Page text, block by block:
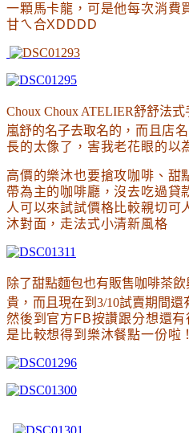
一顆馬卡龍 ，可是他每次消費
甘ㄟ合XDDDD
Choux Choux ATELIER舒舒法
嵐舒的名子去取名的 ，而且店
長的太像了 ，害我老花眼的以
高價的樂沐也要搶攻咖啡 、 甜
帶為主的 咖啡廳 ，沒去吃過貸
人可以來試試價格比較親切可
沐對面 ，走法式小清新風格
除了甜點麵包也有販售咖啡茶
貴 ， 而且現在到3/10試賣期間
然後到官方FB按讚跟分想還
是比較想得到樂沐餐點一份啦 ！